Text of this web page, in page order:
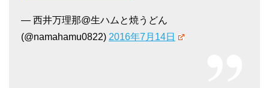
— 西井万理那@生ハムと焼うどん
(@namahamu0822) 2016年7月14日